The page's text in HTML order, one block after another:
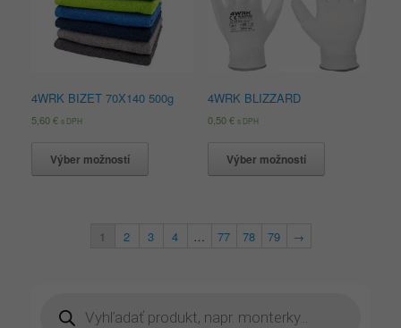
4WRK BIZET 70X140 500g
5,60€ s DPH
Výber možností
4WRK BLIZZARD
0,50€ s DPH
Výber možností
1 2 3 4 … 77 78 79 →
search